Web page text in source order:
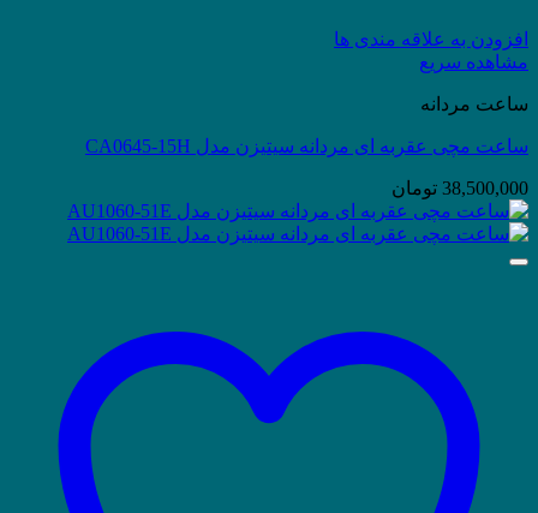
افزودن به علاقه مندی ها
مشاهده سریع
ساعت مردانه
ساعت مچی عقربه ای مردانه سیتیزن مدل CA0645-15H
38,500,000 تومان